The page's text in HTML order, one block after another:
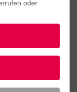
der
oder